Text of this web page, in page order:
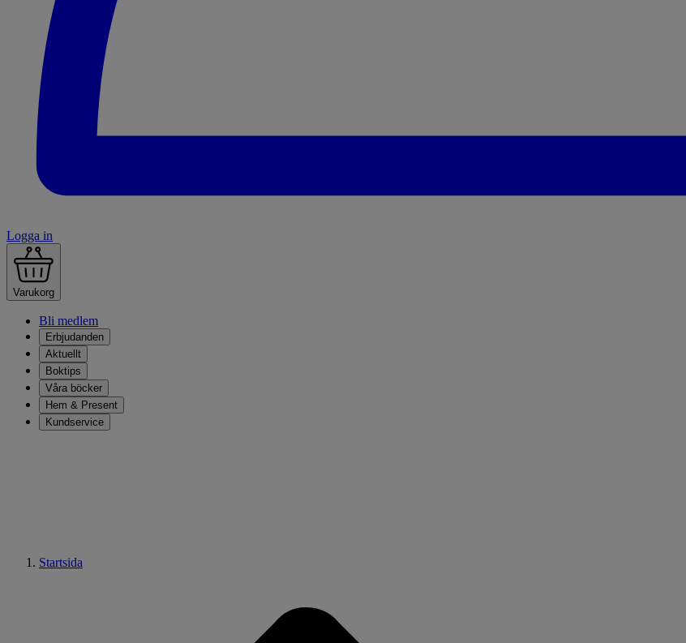
Logga in
Varukorg
Bli medlem
Erbjudanden
Aktuellt
Boktips
Våra böcker
Hem & Present
Kundservice
Startsida